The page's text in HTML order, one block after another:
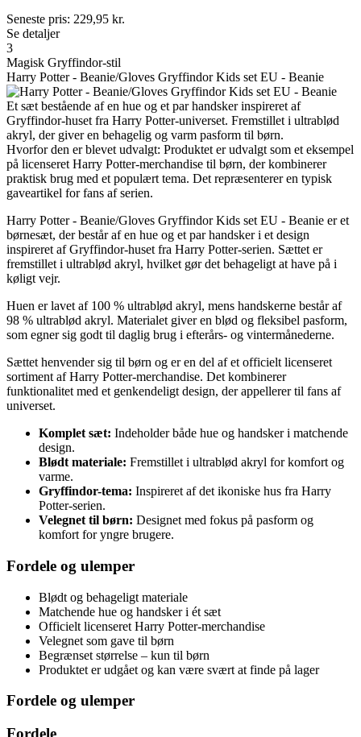
Seneste pris: 229,95 kr.
Se detaljer
3
Magisk Gryffindor-stil
Harry Potter - Beanie/Gloves Gryffindor Kids set EU - Beanie
Et sæt bestående af en hue og et par handsker inspireret af
Gryffindor-huset fra Harry Potter-universet. Fremstillet i ultrablød
akryl, der giver en behagelig og varm pasform til børn.
Hvorfor den er blevet udvalgt: Produktet er udvalgt som et eksempel
på licenseret Harry Potter-merchandise til børn, der kombinerer
praktisk brug med et populært tema. Det repræsenterer en typisk
gaveartikel for fans af serien.
Harry Potter - Beanie/Gloves Gryffindor Kids set EU - Beanie er et
børnesæt, der består af en hue og et par handsker i et design
inspireret af Gryffindor-huset fra Harry Potter-serien. Sættet er
fremstillet i ultrablød akryl, hvilket gør det behageligt at have på i
køligt vejr.
Huen er lavet af 100 % ultrablød akryl, mens handskerne består af
98 % ultrablød akryl. Materialet giver en blød og fleksibel pasform,
som egner sig godt til daglig brug i efterårs- og vintermånederne.
Sættet henvender sig til børn og er en del af et officielt licenseret
sortiment af Harry Potter-merchandise. Det kombinerer
funktionalitet med et genkendeligt design, der appellerer til fans af
universet.
Komplet sæt: Indeholder både hue og handsker i matchende
design.
Blødt materiale: Fremstillet i ultrablød akryl for komfort og
varme.
Gryffindor-tema: Inspireret af det ikoniske hus fra Harry
Potter-serien.
Velegnet til børn: Designet med fokus på pasform og
komfort for yngre brugere.
Fordele og ulemper
Blødt og behageligt materiale
Matchende hue og handsker i ét sæt
Officielt licenseret Harry Potter-merchandise
Velegnet som gave til børn
Begrænset størrelse – kun til børn
Produktet er udgået og kan være svært at finde på lager
Fordele og ulemper
Fordele